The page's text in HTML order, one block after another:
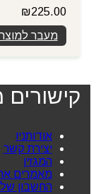
₪225.00
מעבר למוצר
קישורים
אודותניו
יצירת קשר
המגזין
מאמרים
החשבון